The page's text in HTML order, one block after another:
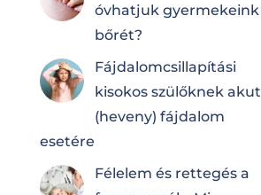
óvhatjuk gyermekeink
bőrét?
Fájdalomcsilla­pí­tá­si
kisokos szülőknek akut
(heveny) fájdalom
esetére
Félelem és rettegés a